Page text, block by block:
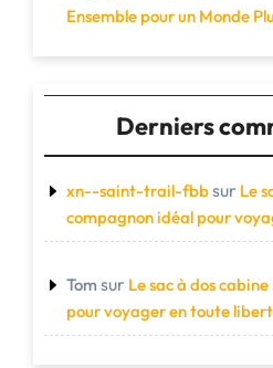
Ensemble pour un Monde
Derniers
xn--saint-trail-fbbsur Le
compagnon idéal pour
Tom sur Le sac à dos
pour voyager en toute